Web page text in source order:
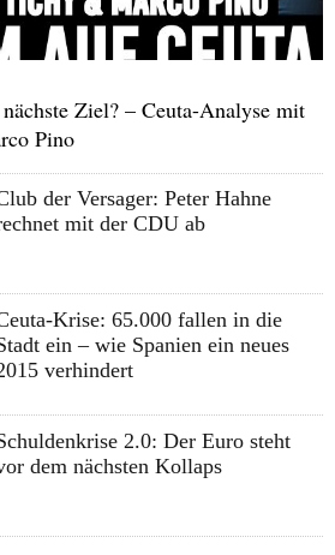
Ziel? – Ceuta-Analyse mit
Pino
der Versager: Peter Hahne
mit der CDU ab
Krise: 65.000 fallen in die
ein – wie Spanien ein neues
verhindert
2.0: Der Euro steht
dem nächsten Kollaps